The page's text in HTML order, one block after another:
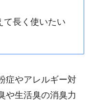
て長く使いたい
症やアレルギー対
や生活臭の消臭力